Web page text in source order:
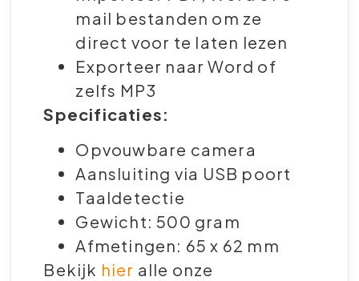
mail bestanden om ze
direct voor te laten lezen
Exporteer naar Word of
zelfs MP3
Specificaties:
Opvouwbare camera
Aansluiting via USB poort
Taaldetectie
Gewicht: 500 gram
Afmetingen: 65 x 62 mm
Bekijk hier alle onze